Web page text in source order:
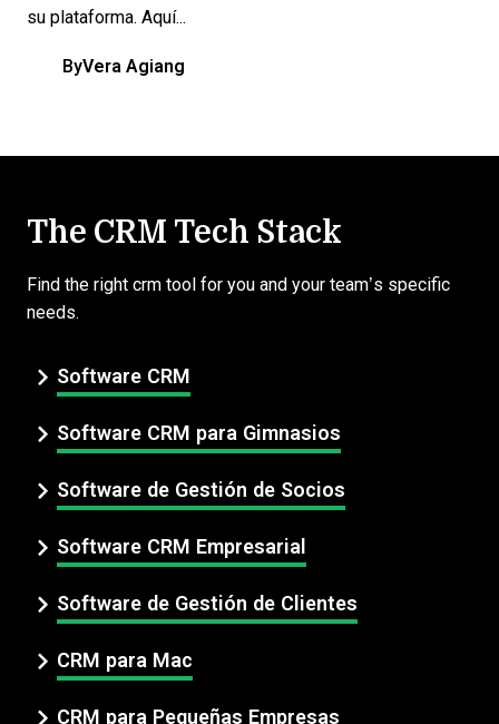
su plataforma. Aquí...
ByVera Agiang
The CRM Tech Stack
Find the right crm tool for you and your team’s specific
needs.
Software CRM
Software CRM para Gimnasios
Software de Gestión de Socios
Software CRM Empresarial
Software de Gestión de Clientes
CRM para Mac
CRM para Pequeñas Empresas